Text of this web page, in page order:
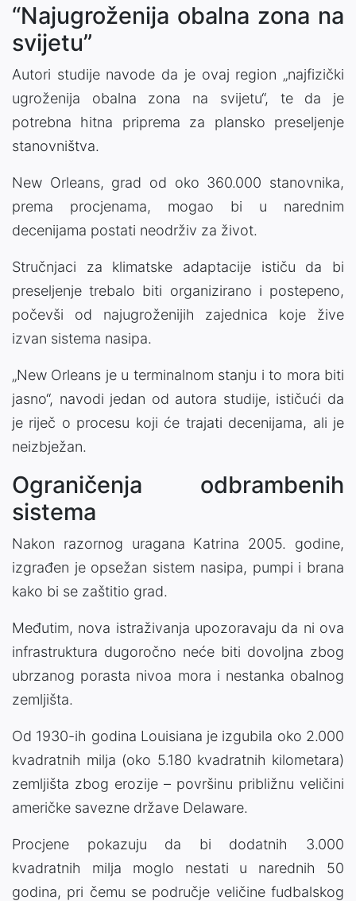
“Najugroženija obalna zona na
svijetu”
Autori studije navode da je ovaj region „najfizički
ugroženija obalna zona na svijetu“, te da je
potrebna hitna priprema za plansko preseljenje
stanovništva.
New Orleans, grad od oko 360.000 stanovnika,
prema procjenama, mogao bi u narednim
decenijama postati neodrživ za život.
Stručnjaci za klimatske adaptacije ističu da bi
preseljenje trebalo biti organizirano i postepeno,
počevši od najugroženijih zajednica koje žive
izvan sistema nasipa.
„New Orleans je u terminalnom stanju i to mora biti
jasno“, navodi jedan od autora studije, ističući da
je riječ o procesu koji će trajati decenijama, ali je
neizbježan.
Ograničenja odbrambenih
sistema
Nakon razornog uragana Katrina 2005. godine,
izgrađen je opsežan sistem nasipa, pumpi i brana
kako bi se zaštitio grad.
Međutim, nova istraživanja upozoravaju da ni ova
infrastruktura dugoročno neće biti dovoljna zbog
ubrzanog porasta nivoa mora i nestanka obalnog
zemljišta.
Od 1930-ih godina Louisiana je izgubila oko 2.000
kvadratnih milja (oko 5.180 kvadratnih kilometara)
zemljišta zbog erozije – površinu približnu veličini
američke savezne države Delaware.
Procjene pokazuju da bi dodatnih 3.000
kvadratnih milja moglo nestati u narednih 50
godina, pri čemu se područje veličine fudbalskog